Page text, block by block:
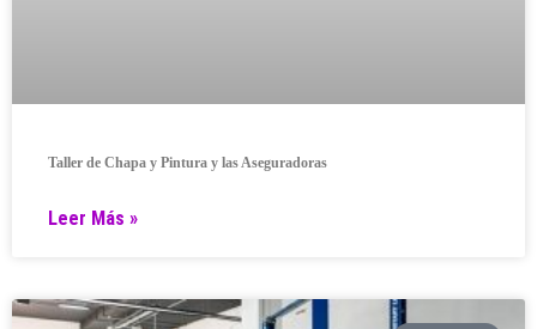
Taller de Chapa y Pintura y las Aseguradoras
Leer Más »